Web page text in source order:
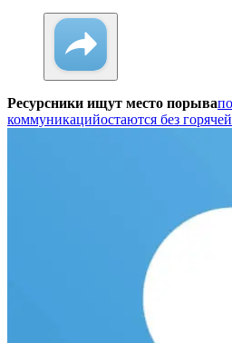
Ресурсники ищут место порыва
коммуникацийостаются без